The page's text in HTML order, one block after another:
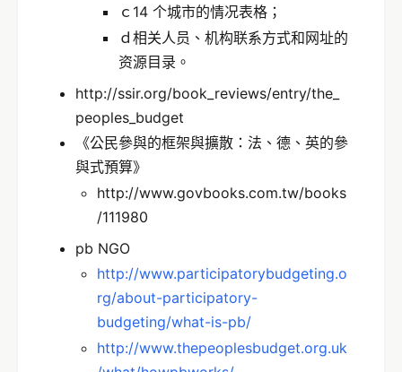
ｃ14 个城市的情况表格；
ｄ相关人员、机构联系方式和网址的
资源目录。
http://ssir.org/book_reviews/entry/the_
peoples_budget
《公民參與的框架與擴散：法、德、英的參
與式預算》
http://www.govbooks.com.tw/books
/111980
pb NGO
http://www.participatorybudgeting.o
rg/about-participatory-
budgeting/what-is-pb/
http://www.thepeoplesbudget.org.uk